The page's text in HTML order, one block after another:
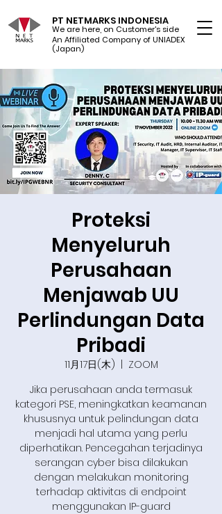
PT NETMARKS INDONESIA
We are here, on Customer's side
An Affiliated Company of UNIADEX Ltd.
(Japan)
Proteksi
Menyeluruh
Perusahaan
Menjawab UU
Perlindungan Data
Pribadi
11月17日(木)
ZOOM
Jika perusahaan anda termasuk
kategori PSE, meningkatkan keamanan
khususnya untuk pelindungan data
menjadi hal utama yang perlu
diperhatikan. Pencegahan terjadinya
serangan cyber bisa dilakukan
dengan melakukan monitoring
terhadap aktivitas di endpoint
menggunakan IP-guard